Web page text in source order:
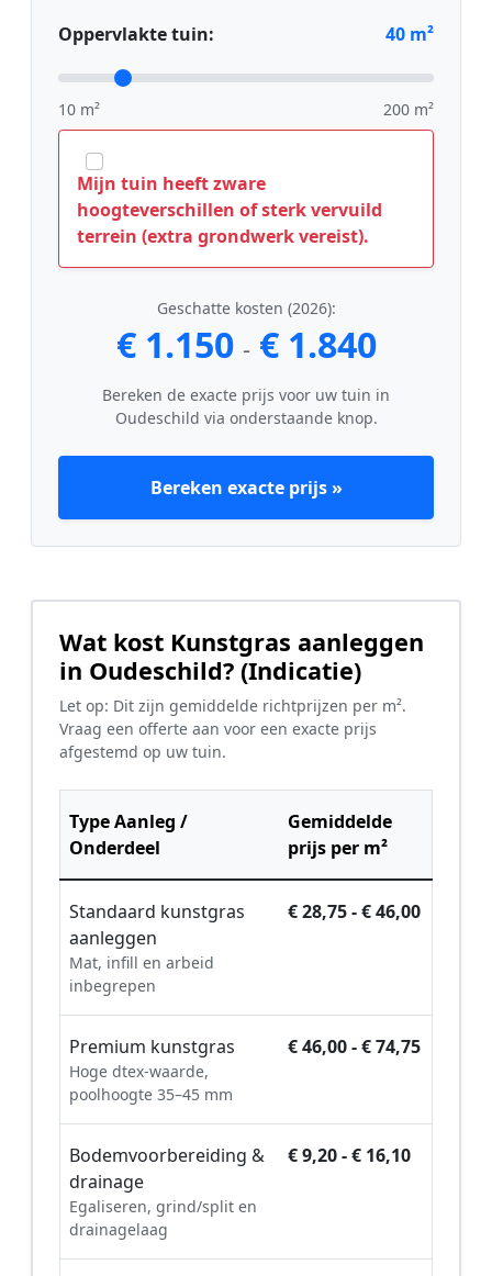
Oppervlakte tuin: 40 m²
10 m² 200 m²
Mijn tuin heeft zware
hoogteverschillen of sterk vervuild
terrein (extra grondwerk vereist).
Geschatte kosten (2026):
€ 1.150 - € 1.840
Bereken de exacte prijs voor uw tuin in
Oudeschild via onderstaande knop.
Bereken exacte prijs »
Wat kost Kunstgras aanleggen
in Oudeschild? (Indicatie)
Let op: Dit zijn gemiddelde richtprijzen per m².
Vraag een offerte aan voor een exacte prijs
afgestemd op uw tuin.
Type Aanleg /
Onderdeel
Gemiddelde
prijs per m²
Standaard kunstgras
aanleggen
Mat, infill en arbeid
inbegrepen
€ 28,75 - € 46,00
Premium kunstgras
Hoge dtex-waarde,
poolhoogte 35–45 mm
€ 46,00 - € 74,75
Bodemvoorbereiding &
drainage
Egaliseren, grind/split en
drainagelaag
€ 9,20 - € 16,10